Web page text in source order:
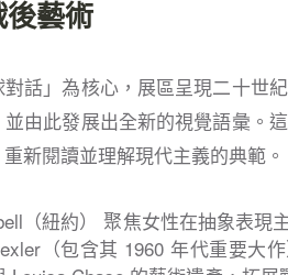
後藝術
話」為核心，展區呈現二十世
由此發展出全新的視覺語彙。
新閱讀並理解現代主義的典範。
（紐約） 聚焦女性在抽象表現
（包含其 1960 年代重要大